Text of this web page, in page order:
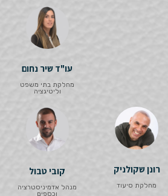
עו"ד שיר נחום
מחלקת בתי משפט
וליטיגציה
רונן שקולניק
מחלקת סיעוד
קובי טבול
מנהל אדמיניסטרציה
וכספים